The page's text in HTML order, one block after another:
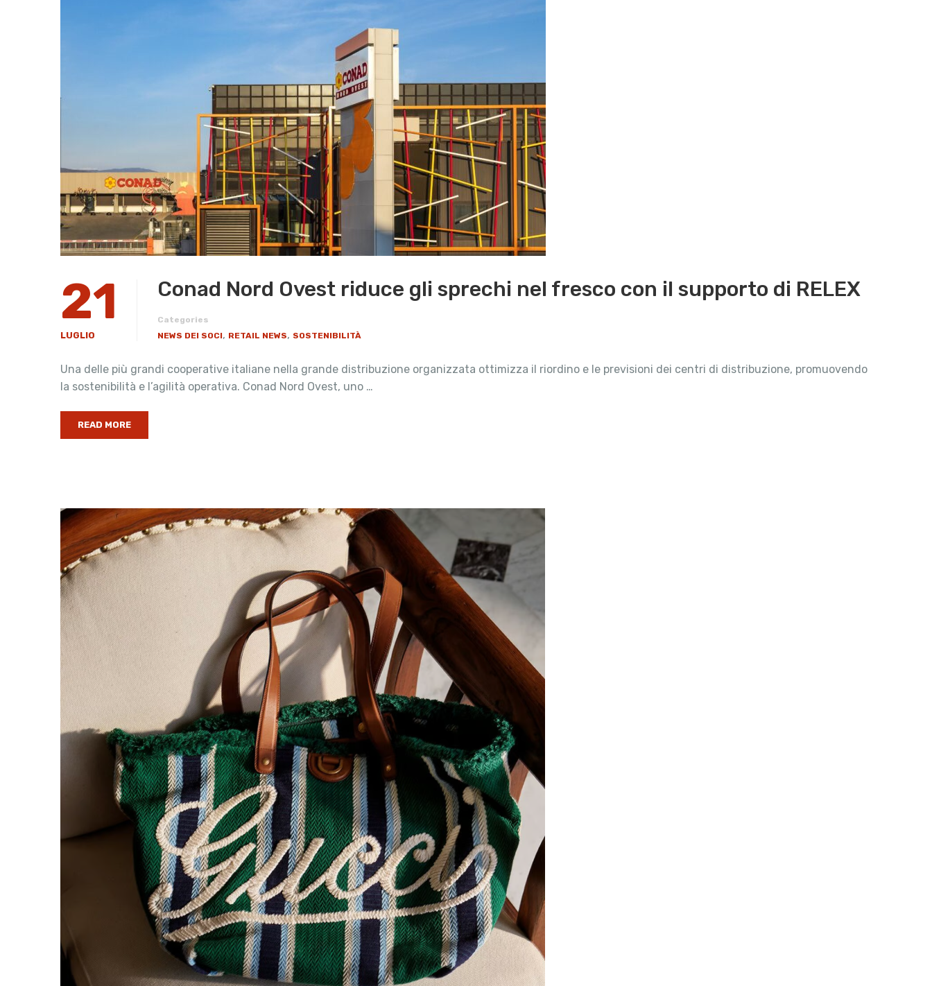
21
LUGLIO
Conad Nord Ovest riduce gli sprechi nel fresco con il supporto di RELEX
Categories
NEWS DEI SOCI, RETAIL NEWS, SOSTENIBILITÀ
Una delle più grandi cooperative italiane nella grande distribuzione organizzata ottimizza il riordino e le previsioni dei centri di distribuzione, promuovendo
la sostenibilità e l’agilità operativa. Conad Nord Ovest, uno …
READ MORE